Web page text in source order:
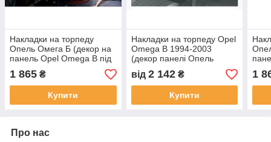
Накладки на торпеду
Опель Омега Б (декор на
панель Opel Omega B під
1 865 ₴
Купити
Накладки на торпеду Opel
Omega B 1994-2003
(декор панелі Опель
від 2 142₴
Купити
1
Про нас